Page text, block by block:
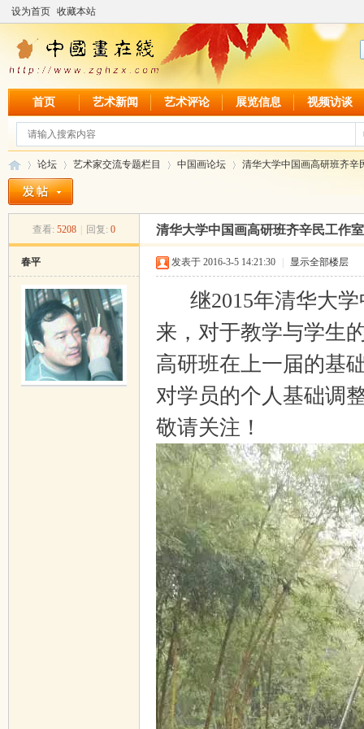
设为首页 收藏本站
首页 艺术新闻 艺术评论 展览信息 视频访谈
论坛
›
艺术家交流专题栏目
›
中国画论坛
›
清华大学中国画高研班齐辛
查看: 5208 回复: 0 清华大学中国画高研班齐辛民工作
春平 发表于 2016-3-5 14:21:30 显示全部楼层
继2015年清华大学
来，对于教学与学生
高研班在上一届的基
对学员的个人基础调
敬请关注！